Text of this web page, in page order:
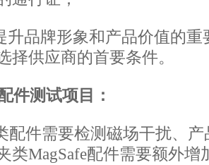
升品牌形象和产品价值的
择供应商的首要条件。
件测试项目：
配件需要检测磁场干扰、
类MagSafe配件需要额外